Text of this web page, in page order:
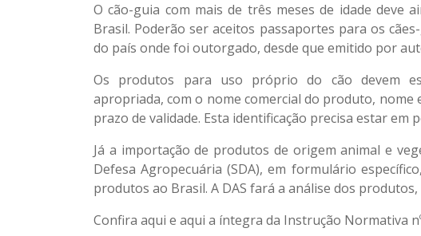
O cão-guia com mais de três meses de idade deve
Brasil. Poderão ser aceitos passaportes para os
do país onde foi outorgado, desde que emitido por
Os produtos para uso próprio do cão devem
apropriada, com o nome comercial do produto,
prazo de validade. Esta identificação precisa estar em
Já a importação de produtos de origem animal e
Defesa Agropecuária (SDA), em formulário
produtos ao Brasil. A DAS fará a análise dos
Confira aqui e aqui a íntegra da Instrução Normativa